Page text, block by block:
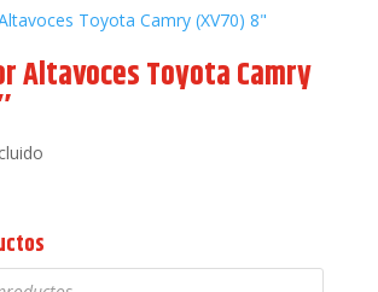
Altavoces Toyota Camry